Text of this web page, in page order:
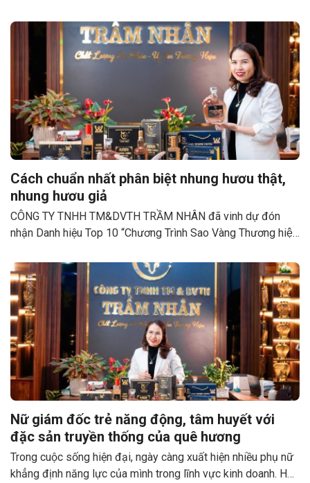
hươu Trầm Nhân. Đằng sau hành trình ấy là câu chuyện đầy
nghị lực của nữ giám đốc Phạm Thị Trầm – người đã biến
đặc sản quê hương thành sản phẩm OCOP chất lượng,
mang giá trị kinh tế và nhân văn sâu sắc.
Cách chuẩn nhất phân biệt nhung hươu thật,
nhung hươu giả
CÔNG TY TNHH TM&DVTH TRẦM NHÂN đã vinh dự đón
nhận Danh hiệu Top 10 “Chương Trình Sao Vàng Thương hiệu
TẾ ISO, OCOP 3 SAO...
Nữ giám đốc trẻ năng động, tâm huyết với
đặc sản truyền thống của quê hương
Trong cuộc sống hiện đại, ngày càng xuất hiện nhiều phụ nữ
khẳng định năng lực của mình trong lĩnh vực kinh doanh. Họ